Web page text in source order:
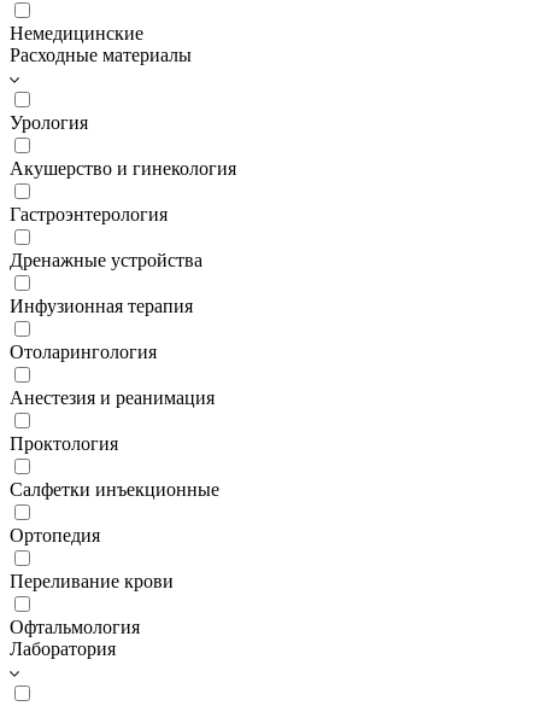
Немедицинские
Расходные материалы
Урология
Акушерство и гинекология
Гастроэнтерология
Дренажные устройства
Инфузионная терапия
Отоларингология
Анестезия и реанимация
Проктология
Салфетки инъекционные
Ортопедия
Переливание крови
Офтальмология
Лаборатория